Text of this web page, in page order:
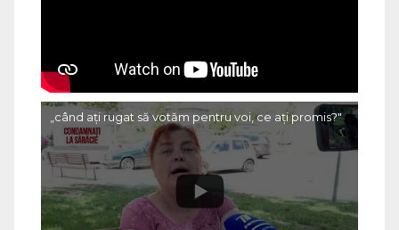
„când ați rugat să votăm pentru voi, ce ați promis?"